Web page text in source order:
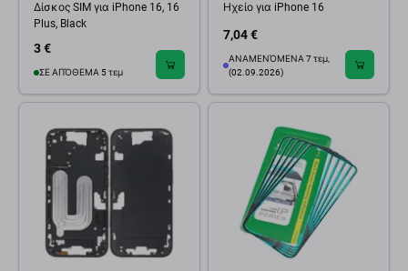
Δίσκος SIM για iPhone 16, 16
Plus, Black
3 €
ΣΕ ΑΠΌΘΕΜΑ 5 τεμ
Ηχείο για iPhone 16
7,04 €
ΑΝΑΜΕΝΌΜΕΝΑ 7 τεμ,
(02.09.2026)